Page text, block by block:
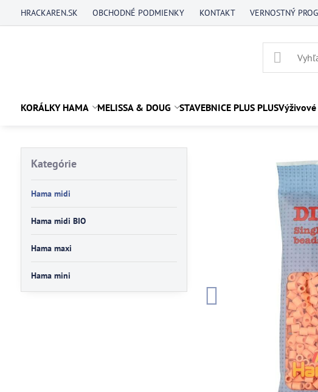
HRACKAREN.SK OBCHODNÉ PODMIENKY KONTAKT VERNOSTNÝ
KORÁLKY HAMA MELISSA & DOUG STAVEBNICE PLUS PLUS
Kategórie
Hama midi
Hama midi BIO
Hama maxi
Hama mini